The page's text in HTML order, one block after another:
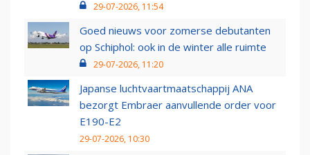
29-07-2026, 11:54
Goed nieuws voor zomerse debutanten
op Schiphol: ook in de winter alle ruimte
29-07-2026, 11:20
Japanse luchtvaartmaatschappij ANA
bezorgt Embraer aanvullende order voor
E190-E2
29-07-2026, 10:30